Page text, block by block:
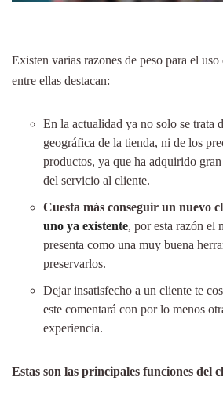
Existen varias razones de peso para el
entre ellas destacan:
En la actualidad ya no solo se trata
geográfica de la tienda, ni de los
productos, ya que ha adquirido
del servicio al cliente.
Cuesta más conseguir un nuevo
uno ya existente, por esta razón el
presenta como una muy buena
preservarlos.
Dejar insatisfecho a un cliente te
este comentará con por lo menos
experiencia.
Estas son las principales funciones del